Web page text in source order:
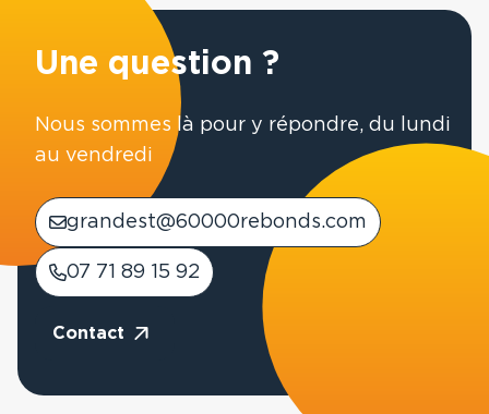
Une question ?
Nous sommes là pour y répondre, du lundi
au vendredi
grandest@60000rebonds.com
07 71 89 15 92
Contact